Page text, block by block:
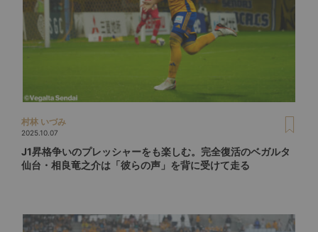
村林 いづみ
2025.10.07
J1昇格争いのプレッシャーをも楽しむ。完全復活のベガルタ
仙台・相良竜之介は「彼らの声」を背に受けて走る